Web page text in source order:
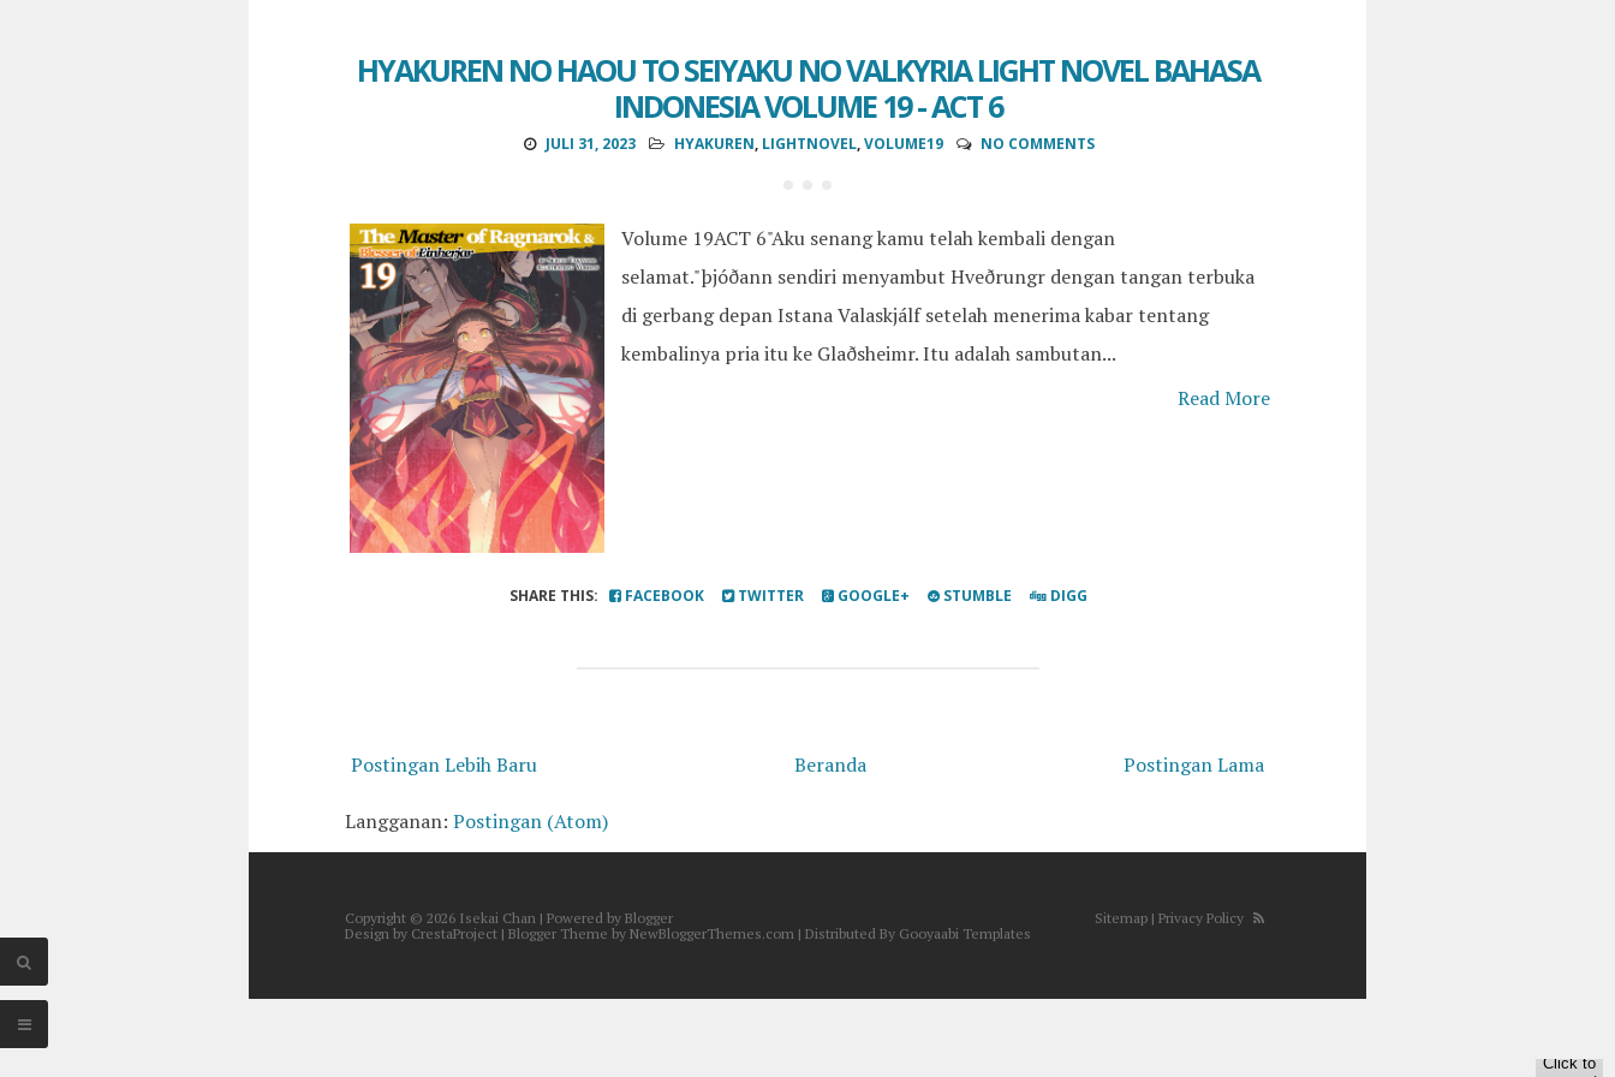
HYAKUREN NO HAOU TO SEIYAKU NO VALKYRIA LIGHT NOVEL BAHASA
INDONESIA VOLUME 19 - ACT 6
JULI 31, 2023 HYAKUREN, LIGHTNOVEL,VOLUME19 NO COMMENTS
Volume 19ACT 6"Aku senang kamu telah kembali dengan
selamat."þjóðann sendiri menyambut Hveðrungr dengan tangan terbuka
di gerbang depan Istana Valaskjálf setelah menerima kabar tentang
kembalinya pria itu ke Glaðsheimr. Itu adalah sambutan...
Read More
SHARE THIS: FACEBOOK TWITTER GOOGLE+ STUMBLE DIGG
Postingan Lebih Baru Postingan Lama
Beranda
Langganan: Postingan (Atom)
Copyright © 2026 Isekai Chan | Powered by Blogger
Design by CrestaProject | Blogger Theme by NewBloggerThemes.com | Distributed By Gooyaabi Templates
Sitemap | Privacy Policy